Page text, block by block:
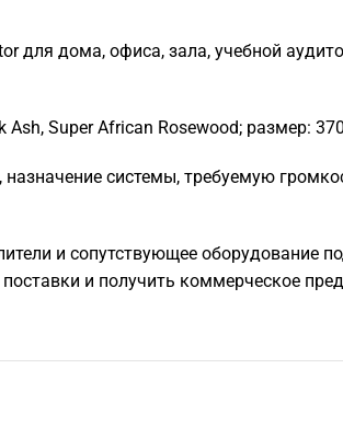
для дома, офиса, зала, учебной
Super African Rosewood; размер:
системы, требуемую
и сопутствующее оборудование
и получить коммерческое